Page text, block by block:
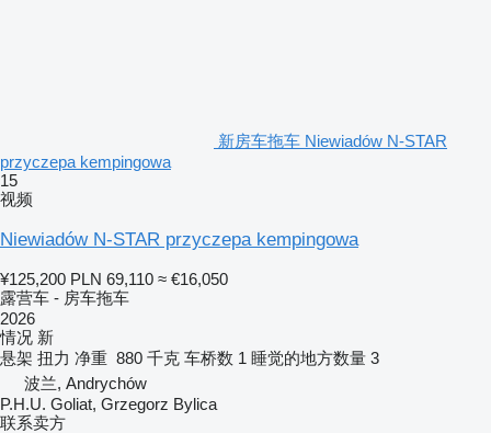
新房车拖车 Niewiadów N-STAR
przyczepa kempingowa
15
视频
Niewiadów N-STAR przyczepa kempingowa
¥125,200 PLN 69,110 ≈ €16,050
露营车 - 房车拖车
2026
情况 新
悬架 扭力 净重 880 千克 车桥数 1 睡觉的地方数量 3
波兰, Andrychów
P.H.U. Goliat, Grzegorz Bylica
联系卖方